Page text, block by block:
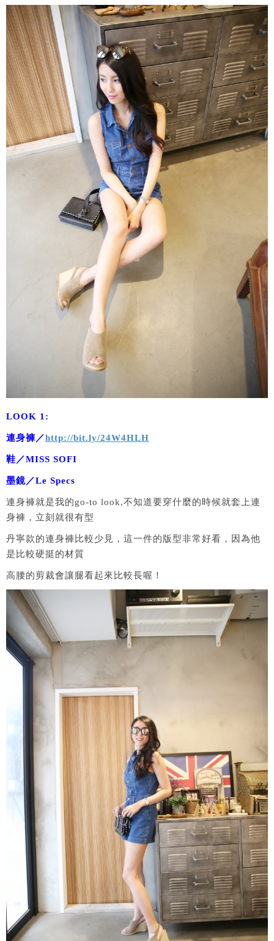
LOOK 1:
連身褲／http://bit.ly/24W4HLH
鞋／MISS SOFI
墨鏡／Le Specs
連身褲就是我的go-to look,不知道要穿什麼的時候就套上連
身褲，立刻就很有型
丹寧款的連身褲比較少見，這一件的版型非常好看，因為他
是比較硬挺的材質
高腰的剪裁會讓腿看起來比較長喔！